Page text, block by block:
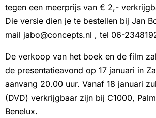
tegen een meerprijs van € 2,-
Die versie dien je te bestellen bij Jan
mail jabo@concepts.nl , tel 06-
De verkoop van het boek en de film
de presentatieavond op 17 januari in
aanvang 20.00 uur. Vanaf 18 januari
(DVD) verkrijgbaar zijn bij C1000,
Benelux.